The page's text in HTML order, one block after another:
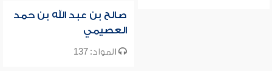
صالح بن عبد الله بن حمد
العصيمي
المواد: 137